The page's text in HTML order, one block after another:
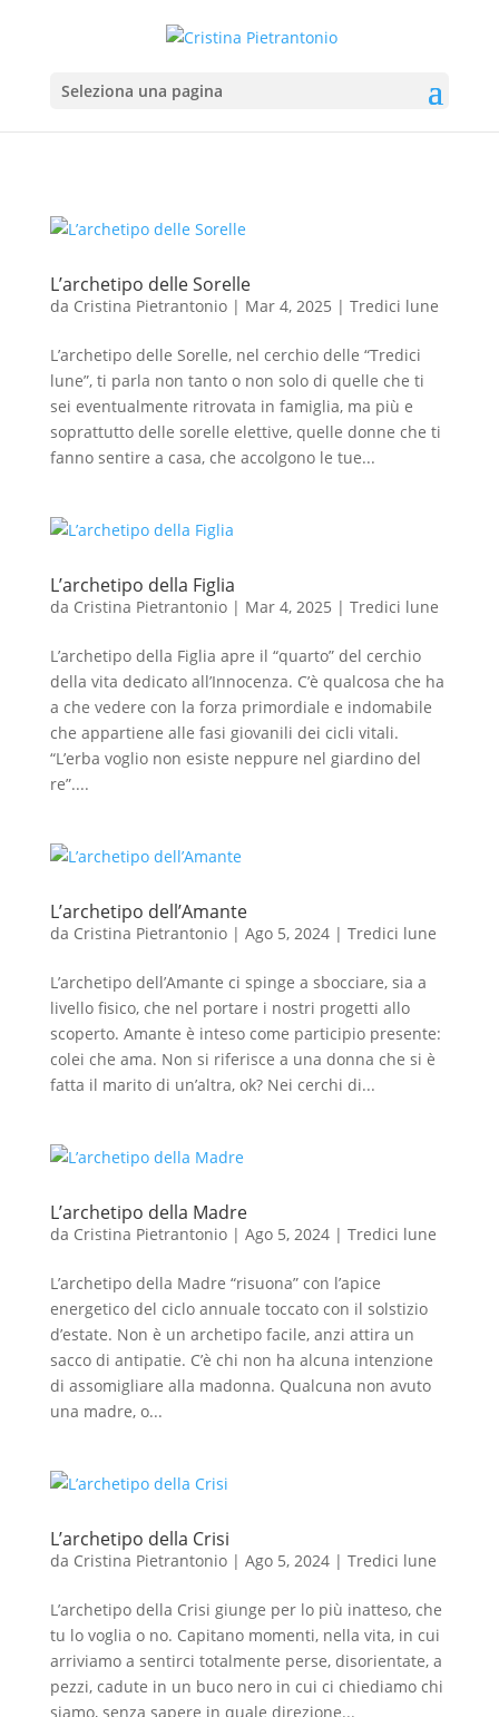
Seleziona una pagina
L’archetipo delle Sorelle
da Cristina Pietrantonio| Mar 4, 2025 | Tredici lune
L’archetipo delle Sorelle, nel cerchio delle “Tredici
lune”, ti parla non tanto o non solo di quelle che ti
sei eventualmente ritrovata in famiglia, ma più e
soprattutto delle sorelle elettive, quelle donne che ti
fanno sentire a casa, che accolgono le tue...
L’archetipo della Figlia
da Cristina Pietrantonio| Mar 4, 2025 | Tredici lune
L’archetipo della Figlia apre il “quarto” del cerchio
della vita dedicato all’Innocenza. C’è qualcosa che ha
a che vedere con la forza primordiale e indomabile
che appartiene alle fasi giovanili dei cicli vitali.
“L’erba voglio non esiste neppure nel giardino del
re”....
L’archetipo dell’Amante
da Cristina Pietrantonio| Ago 5, 2024| Tredici lune
L’archetipo dell’Amante ci spinge a sbocciare, sia a
livello fisico, che nel portare i nostri progetti allo
scoperto. Amante è inteso come participio presente:
colei che ama. Non si riferisce a una donna che si è
fatta il marito di un’altra, ok? Nei cerchi di...
L’archetipo della Madre
da Cristina Pietrantonio| Ago 5, 2024| Tredici lune
L’archetipo della Madre “risuona” con l’apice
energetico del ciclo annuale toccato con il solstizio
d’estate. Non è un archetipo facile, anzi attira un
sacco di antipatie. C’è chi non ha alcuna intenzione
di assomigliare alla madonna. Qualcuna non avuto
una madre, o...
L’archetipo della Crisi
da Cristina Pietrantonio| Ago 5, 2024| Tredici lune
L’archetipo della Crisi giunge per lo più inatteso, che
tu lo voglia o no. Capitano momenti, nella vita, in cui
arriviamo a sentirci totalmente perse, disorientate, a
pezzi, cadute in un buco nero in cui ci chiediamo chi
siamo, senza sapere in quale direzione...